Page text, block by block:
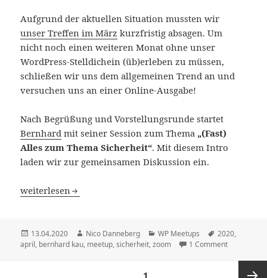
Aufgrund der aktuellen Situation mussten wir
unser Treffen im März kurzfristig absagen. Um
nicht noch einen weiteren Monat ohne unser
WordPress-Stelldichein (üb)erleben zu müssen,
schließen wir uns dem allgemeinen Trend an und
versuchen uns an einer Online-Ausgabe!
Nach Begrüßung und Vorstellungsrunde startet
Bernhard mit seiner Session zum Thema „(Fast)
Alles zum Thema Sicherheit“. Mit diesem Intro
laden wir zur gemeinsamen Diskussion ein.
[Online] April-Ausgabe: WordPress Meetup am 21.04. in
weiterlesen
Veröffentlicht
am
13.04.2020 Autor
Nico Danneberg Kategorien
WP Meetups Schlagwörter
2020,
april, bernhard kau, meetup,sicherheit,zoom 1 Comment
1